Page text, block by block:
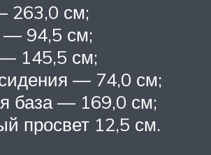
263,0 см;
94,5 см;
145,5 см;
— 74,0 см;
база — 169,0 см;
просвет 12,5 см.